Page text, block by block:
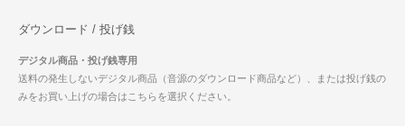
ダウンロード / 投げ銭
デジタル商品・投げ銭専用
送料の発生しないデジタル商品（音源のダウンロード商品など）、または投げ銭の
みをお買い上げの場合はこちらを選択ください。